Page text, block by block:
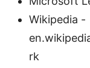
Wikipedia -
rk